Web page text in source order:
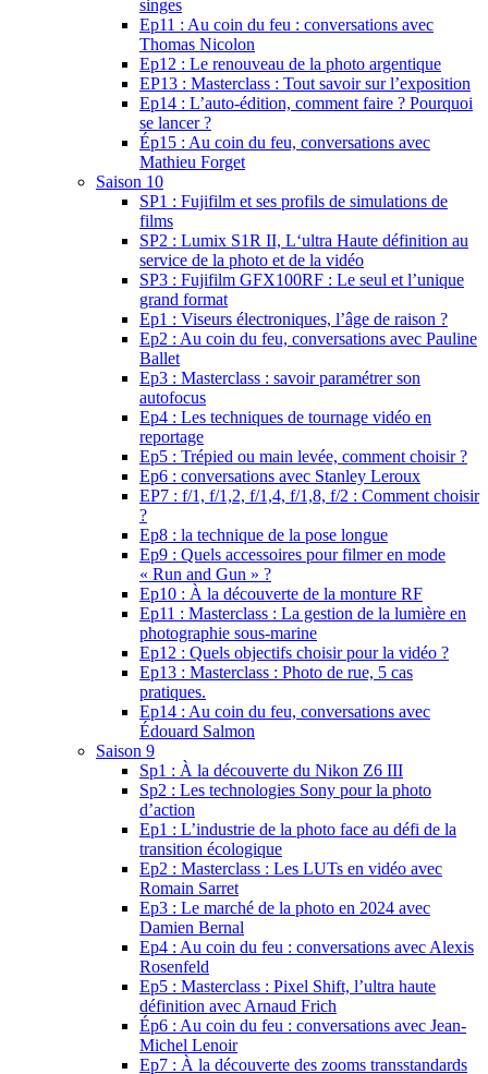
singes
Ep11 : Au coin du feu : conversations avec
Thomas Nicolon
Ep12 : Le renouveau de la photo argentique
EP13 : Masterclass : Tout savoir sur l’exposition
Ep14 : L’auto-édition, comment faire ? Pourquoi
se lancer ?
Ép15 : Au coin du feu, conversations avec
Mathieu Forget
Saison 10
SP1 : Fujifilm et ses profils de simulations de
films
SP2 : Lumix S1R II, L‘ultra Haute définition au
service de la photo et de la vidéo
SP3 : Fujifilm GFX100RF : Le seul et l’unique
grand format
Ep1 : Viseurs électroniques, l’âge de raison ?
Ep2 : Au coin du feu, conversations avec Pauline
Ballet
Ep3 : Masterclass : savoir paramétrer son
autofocus
Ep4 : Les techniques de tournage vidéo en
reportage
Ep5 : Trépied ou main levée, comment choisir ?
Ep6 : conversations avec Stanley Leroux
EP7 : f/1, f/1,2, f/1,4, f/1,8, f/2 : Comment choisir
?
Ep8 : la technique de la pose longue
Ep9 : Quels accessoires pour filmer en mode
« Run and Gun » ?
Ep10 : À la découverte de la monture RF
Ep11 : Masterclass : La gestion de la lumière en
photographie sous-marine
Ep12 : Quels objectifs choisir pour la vidéo ?
Ep13 : Masterclass : Photo de rue, 5 cas
pratiques.
Ep14 : Au coin du feu, conversations avec
Édouard Salmon
Saison 9
Sp1 : À la découverte du Nikon Z6 III
Sp2 : Les technologies Sony pour la photo
d’action
Ep1 : L’industrie de la photo face au défi de la
transition écologique
Ep2 : Masterclass : Les LUTs en vidéo avec
Romain Sarret
Ep3 : Le marché de la photo en 2024 avec
Damien Bernal
Ep4 : Au coin du feu : conversations avec Alexis
Rosenfeld
Ep5 : Masterclass : Pixel Shift, l’ultra haute
définition avec Arnaud Frich
Ép6 : Au coin du feu : conversations avec Jean-
Michel Lenoir
Ep7 : À la découverte des zooms transstandards